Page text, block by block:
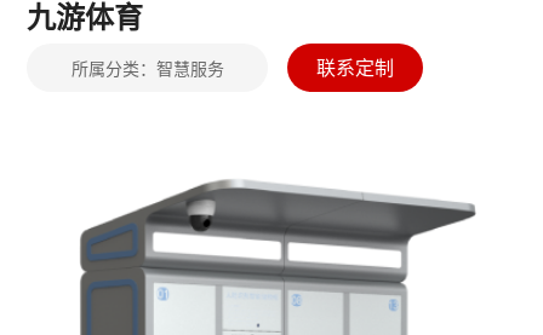
九游体育
所属分类： 智慧服务 联系定制